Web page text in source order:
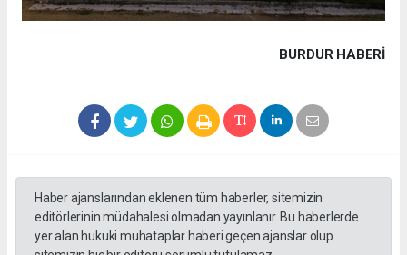
BURDUR HABERİ
Haber ajanslarından eklenen tüm haberler, sitemizin
editörlerinin müdahalesi olmadan yayınlanır. Bu haberlerde
yer alan hukuki muhataplar haberi geçen ajanslar olup